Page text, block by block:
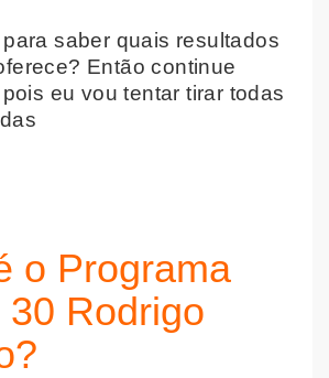
saber quais resultados
Então continue
eu vou tentar tirar todas
o Programa
30 Rodrigo